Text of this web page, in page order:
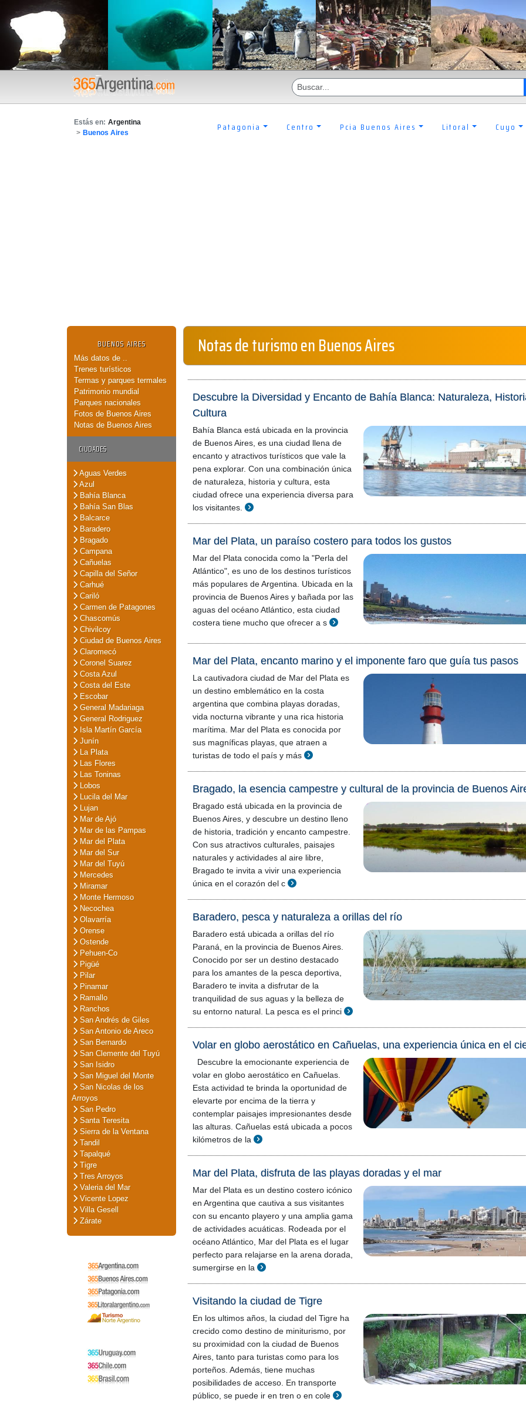
Estás en: Argentina
> Buenos Aires Patagonia Centro Pcia Buenos Aires Litoral Cuyo
BUENOS AIRES
Más datos de ..
Trenes turísticos
Termas y parques termales
Patrimonio mundial
Parques nacionales
Fotos de Buenos Aires
Notas de Buenos Aires
CIUDADES
Aguas Verdes
Azul
Bahía Blanca
Bahía San Blas
Balcarce
Baradero
Bragado
Campana
Cañuelas
Capilla del Señor
Carhué
Cariló
Carmen de Patagones
Chascomús
Chivilcoy
Ciudad de Buenos Aires
Claromecó
Coronel Suarez
Costa Azul
Costa del Este
Escobar
General Madariaga
General Rodriguez
Isla Martín García
Junín
La Plata
Las Flores
Las Toninas
Lobos
Lucila del Mar
Lujan
Mar de Ajó
Mar de las Pampas
Mar del Plata
Mar del Sur
Mar del Tuyú
Mercedes
Miramar
Monte Hermoso
Necochea
Olavarría
Orense
Ostende
Pehuen-Co
Pigüé
Pilar
Pinamar
Ramallo
Ranchos
San Andrés de Giles
San Antonio de Areco
San Bernardo
San Clemente del Tuyú
San Isidro
San Miguel del Monte
San Nicolas de los
Arroyos
San Pedro
Santa Teresita
Sierra de la Ventana
Tandil
Tapalqué
Tigre
Tres Arroyos
Valeria del Mar
Vicente Lopez
Villa Gesell
Zárate
Notas de turismo en Buenos Aires
Descubre la Diversidad y Encanto de Bahía Blanca: Naturaleza,
Cultura
Bahía Blanca está ubicada en la provincia
de Buenos Aires, es una ciudad llena de
encanto y atractivos turísticos que vale la
pena explorar. Con una combinación única
de naturaleza, historia y cultura, esta
ciudad ofrece una experiencia diversa para
los visitantes.
Mar del Plata, un paraíso costero para todos los gustos
Mar del Plata conocida como la "Perla del
Atlántico", es uno de los destinos turísticos
más populares de Argentina. Ubicada en la
provincia de Buenos Aires y bañada por las
aguas del océano Atlántico, esta ciudad
costera tiene mucho que ofrecer a s
Mar del Plata, encanto marino y el imponente faro que guía tus pasos
La cautivadora ciudad de Mar del Plata es
un destino emblemático en la costa
argentina que combina playas doradas,
vida nocturna vibrante y una rica historia
marítima. Mar del Plata es conocida por
sus magníficas playas, que atraen a
turistas de todo el país y más
Bragado, la esencia campestre y cultural de la provincia de Buenos
Bragado está ubicada en la provincia de
Buenos Aires, y descubre un destino lleno
de historia, tradición y encanto campestre.
Con sus atractivos culturales, paisajes
naturales y actividades al aire libre,
Bragado te invita a vivir una experiencia
única en el corazón del c
Baradero, pesca y naturaleza a orillas del río
Baradero está ubicada a orillas del río
Paraná, en la provincia de Buenos Aires.
Conocido por ser un destino destacado
para los amantes de la pesca deportiva,
Baradero te invita a disfrutar de la
tranquilidad de sus aguas y la belleza de
su entorno natural. La pesca es el princi
Volar en globo aerostático en Cañuelas, una experiencia única en el
Descubre la emocionante experiencia de
volar en globo aerostático en Cañuelas.
Esta actividad te brinda la oportunidad de
elevarte por encima de la tierra y
contemplar paisajes impresionantes desde
las alturas. Cañuelas está ubicada a pocos
kilómetros de la
Mar del Plata, disfruta de las playas doradas y el mar
Mar del Plata es un destino costero icónico
en Argentina que cautiva a sus visitantes
con su encanto playero y una amplia gama
de actividades acuáticas. Rodeada por el
océano Atlántico, Mar del Plata es el lugar
perfecto para relajarse en la arena dorada,
sumergirse en la
Visitando la ciudad de Tigre
En los ultimos años, la ciudad del Tigre ha
crecido como destino de miniturismo, por
su proximidad con la ciudad de Buenos
Aires, tanto para turistas como para los
porteños. Además, tiene muchas
posibilidades de acceso. En transporte
público, se puede ir en tren o en cole